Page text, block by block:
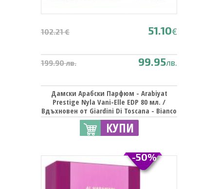
102.21 € 51.10€
199.90 лв. 99.95лв.
Дамски Арабски Парфюм - Arabiyat
Prestige Nyla Vani-Elle EDP 80 мл. /
Вдъхновен от Giardini Di Toscana - Bianco
Latte | Lattafa - Eclaire
КУПИ
-50%